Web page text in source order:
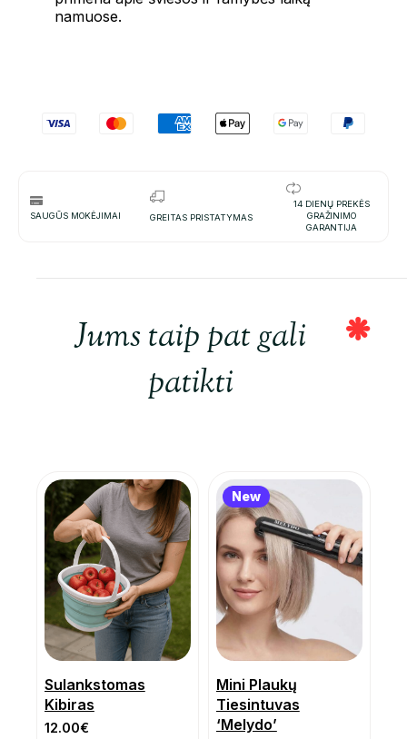
namuose.
SAUGŪS MOKĖJIMAI GREITAS PRISTATYMAS
14 DIENŲ PREKĖS
GRAŽINIMO
GARANTIJA
Jums taip pat gali
patikti
Sulankstomas
Kibiras
12.00€
Mini Plaukų
Tiesintuvas
‘Melydo’
New